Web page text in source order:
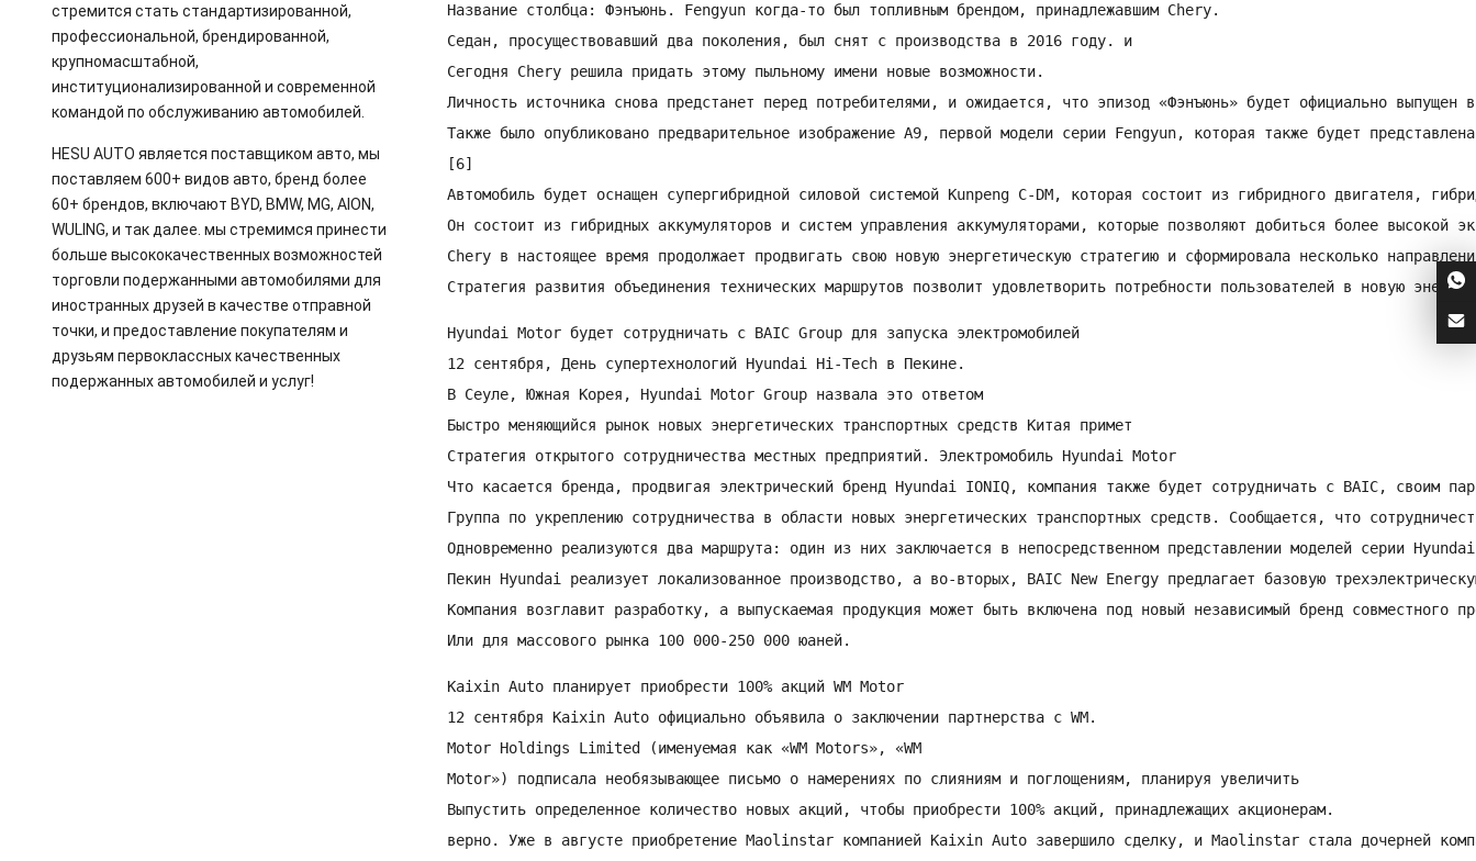
Название столбца: Фэнъюнь. Fengyun когда-то был топливным брендом, принадлежавшим Chery.
Седан, просуществовавший два поколения, был снят с производства в 2016 году. и
Сегодня Chery решила придать этому пыльному имени новые возможности.
Личность источника снова предстанет перед потребителями, и ожидается, что эпизод «Фэнъюнь» будет официально выпущен
Также было опубликовано предварительное изображение A9, первой модели серии Fengyun, которая также будет
[6]
Автомобиль будет оснащен супергибридной силовой системой Kunpeng C-DM, которая состоит из гибридного двигателя,
Он состоит из гибридных аккумуляторов и систем управления аккумуляторами, которые позволяют добиться более высокой
Chery в настоящее время продолжает продвигать свою новую энергетическую стратегию и сформировала несколько
Стратегия развития объединения технических маршрутов позволит удовлетворить потребности пользователей в новую
Hyundai Motor будет сотрудничать с BAIC Group для запуска электромобилей
12 сентября, День супертехнологий Hyundai Hi-Tech в Пекине.
В Сеуле, Южная Корея, Hyundai Motor Group назвала это ответом
Быстро меняющийся рынок новых энергетических транспортных средств Китая примет
Стратегия открытого сотрудничества местных предприятий. Электромобиль Hyundai Motor
Что касается бренда, продвигая электрический бренд Hyundai IONIQ, компания также будет сотрудничать с BAIC, своим
Группа по укреплению сотрудничества в области новых энергетических транспортных средств. Сообщается, что
Одновременно реализуются два маршрута: один из них заключается в непосредственном представлении моделей серии
Пекин Hyundai реализует локализованное производство, а во-вторых, BAIC New Energy предлагает базовую
Компания возглавит разработку, а выпускаемая продукция может быть включена под новый независимый бренд совместного
Или для массового рынка 100 000-250 000 юаней.
Kaixin Auto планирует приобрести 100% акций WM Motor
12 сентября Kaixin Auto официально объявила о заключении партнерства с WM.
Motor Holdings Limited (именуемая как «WM Motors», «WM
Motor») подписала необязывающее письмо о намерениях по слияниям и поглощениям, планируя увеличить
Выпустить определенное количество новых акций, чтобы приобрести 100% акций, принадлежащих акционерам.
верно. Уже в августе приобретение Maolinstar компанией Kaixin Auto завершило сделку, и Maolinstar стала дочерней
стремится стать стандартизированной,
профессиональной, брендированной,
крупномасштабной,
институционализированной и современной
командой по обслуживанию автомобилей.
HESU AUTO является поставщиком авто, мы
поставляем 600+ видов авто, бренд более
60+ брендов, включают BYD, BMW, MG, AION,
WULING, и так далее. мы стремимся принести
больше высококачественных возможностей
торговли подержанными автомобилями для
иностранных друзей в качестве отправной
точки, и предоставление покупателям и
друзьям первоклассных качественных
подержанных автомобилей и услуг!